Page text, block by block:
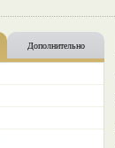
Дополнительно